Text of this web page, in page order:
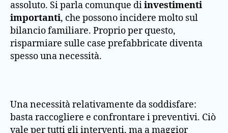
assoluto. Si parla comunque diinvestimenti
importanti, che possono incidere molto sul
bilancio familiare. Proprio per questo,
risparmiare sulle case prefabbricate diventa
spesso una necessità.
Una necessità relativamente da soddisfare:
basta raccogliere e confrontare i preventivi. Ciò
vale per tutti gli interventi, ma a maggior